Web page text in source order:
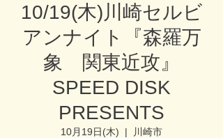
10/19(木)川崎セルビ
アンナイト『森羅万
象 関東近攻』
SPEED DISK
PRESENTS
10月19日(木)
  |
川崎市